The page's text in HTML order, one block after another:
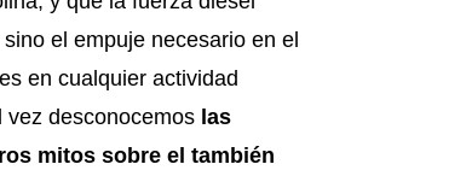
el empuje necesario en el
en cualquier actividad
vez desconocemoslas
mitos sobre el también